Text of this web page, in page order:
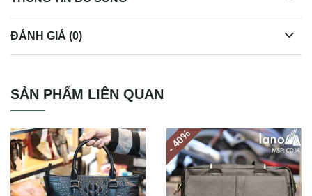
ĐÁNH GIÁ (0)
SẢN PHẨM LIÊN QUAN
- 40
%